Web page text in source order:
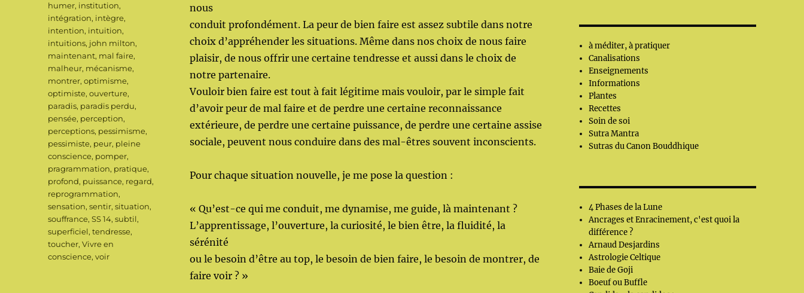
nous
conduit profondément. La peur de bien faire est assez subtile dans notre
choix d’appréhender les situations. Même dans nos choix de nous faire
plaisir, de nous offrir une certaine tendresse et aussi dans le choix de
notre partenaire.
Vouloir bien faire est tout à fait légitime mais vouloir, par le simple fait
d’avoir peur de mal faire et de perdre une certaine reconnaissance
extérieure, de perdre une certaine puissance, de perdre une certaine assise
sociale, peuvent nous conduire dans des mal-êtres souvent inconscients.
Pour chaque situation nouvelle, je me pose la question :
« Qu’est-ce qui me conduit, me dynamise, me guide, là maintenant ?
L’apprentissage, l’ouverture, la curiosité, le bien être, la fluidité, la
sérénité
ou le besoin d’être au top, le besoin de bien faire, le besoin de montrer, de
faire voir ? »
humer, institution,
intégration, intègre,
intention, intuition,
intuitions, john milton,
maintenant, mal faire,
malheur, mécanisme,
montrer,optimisme,
optimiste,ouverture,
paradis, paradis perdu,
pensée, perception,
perceptions, pessimisme,
pessimiste, peur, pleine
conscience, pomper,
pragrammation, pratique,
profond, puissance, regard,
reprogrammation,
sensation,sentir,situation,
souffrance,SS 14,subtil,
superficiel,tendresse,
toucher,Vivre en
conscience,voir
à méditer, à pratiquer
Canalisations
Enseignements
Informations
Plantes
Recettes
Soin de soi
Sutra Mantra
Sutras du Canon Bouddhique
4 Phases de la Lune
Ancrages et Enracinement, c'est quoi la
différence ?
Arnaud Desjardins
Astrologie Celtique
Baie de Goji
Boeuf ou Buffle